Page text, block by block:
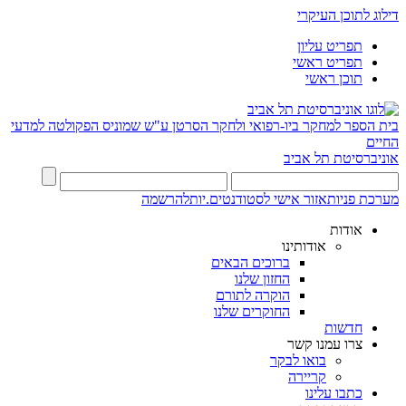
דילוג לתוכן העיקרי
תפריט עליון
תפריט ראשי
תוכן ראשי
בית הספר למחקר ביו-רפואי ולחקר הסרטן ע"ש שמוניס הפקולטה למדעי
החיים
אוניברסיטת תל אביב
מערכת פניותאזור אישי לסטודנטים.יותלהרשמה
אודות
אודותינו
ברוכים הבאים
החזון שלנו
הוקרה לתורם
החוקרים שלנו
חדשות
צרו עמנו קשר
בואו לבקר
קריירה
כתבו עלינו